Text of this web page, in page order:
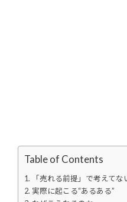
Table of Contents
「売れる前提」で考えて
実際に起こる“あるある”